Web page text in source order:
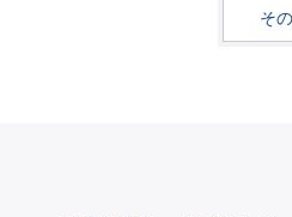
そ